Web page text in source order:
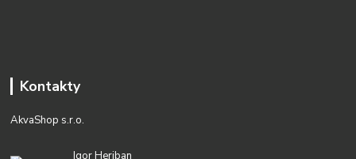
Kontakty
AkvaShop s.r.o.
Igor Heriban